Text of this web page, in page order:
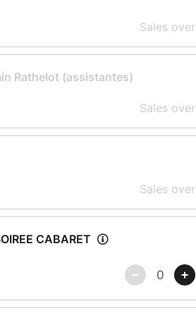
Sales over
Rathelot (assistantes)
Sales over
Sales over
CABARET